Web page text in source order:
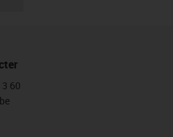
60